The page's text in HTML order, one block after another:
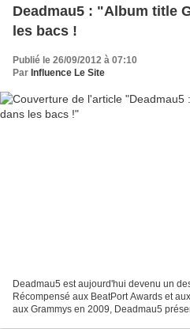
Deadmau5 : "Album title
les bacs !
Publié le 26/09/2012 à 07:10
Par Influence Le Site
Deadmau5 est aujourd'hui devenu un
Récompensé aux BeatPort Awards et
aux Grammys en 2009, Deadmau5